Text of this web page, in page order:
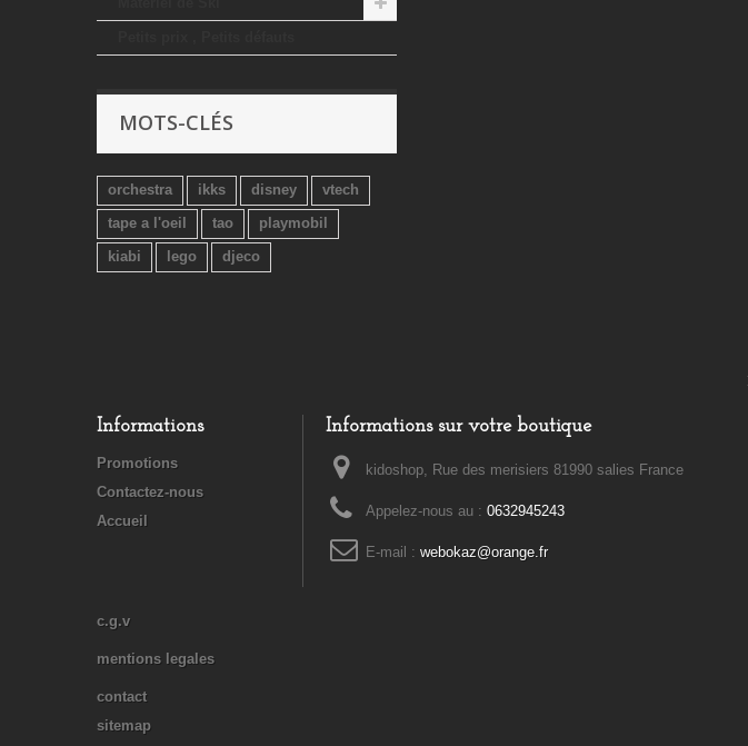
MOTS-CLÉS
orchestra ikks disney
vtech
tape a l'oeil
tao
playmobil
kiabi
lego djeco
Informations
Promotions
Contactez-nous
Accueil
c.g.v
mentions legales
contact
sitemap
Informations sur votre boutique
kidoshop, Rue des merisiers 81990 salies France
Appelez-nous au : 0632945243
E-mail : webokaz@orange.fr